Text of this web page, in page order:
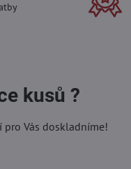
kusů ?
pro Vás doskladníme!